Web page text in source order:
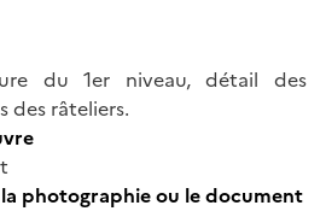
du 1er niveau, détail des
des râteliers.
photographie ou le document